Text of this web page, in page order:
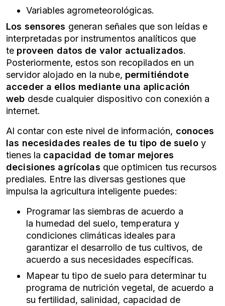
Variables agrometeorológicas.
Los sensores generan señales que son leídas e
interpretadas por instrumentos analíticos que
te proveen datos de valor actualizados.
Posteriormente, estos son recopilados en un
servidor alojado en la nube, permitiéndote
acceder a ellos mediante una aplicación
web desde cualquier dispositivo con conexión a
internet.
Al contar con este nivel de información, conoces
las necesidades reales de tu tipo de suelo y
tienes la capacidad de tomar mejores
decisiones agrícolas que optimicen tus recursos
prediales. Entre las diversas gestiones que
impulsa la agricultura inteligente puedes:
Programar las siembras de acuerdo a
la humedad del suelo, temperatura y
condiciones climáticas ideales para
garantizar el desarrollo de tus cultivos, de
acuerdo a sus necesidades específicas.
Mapear tu tipo de suelo para determinar tu
programa de nutrición vegetal, de acuerdo a
su fertilidad, salinidad, capacidad de